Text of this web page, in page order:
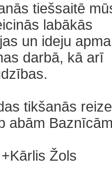
tiešsaitē
labākās
un ideju
darbā, kā arī
tikšanās
abām
Žols